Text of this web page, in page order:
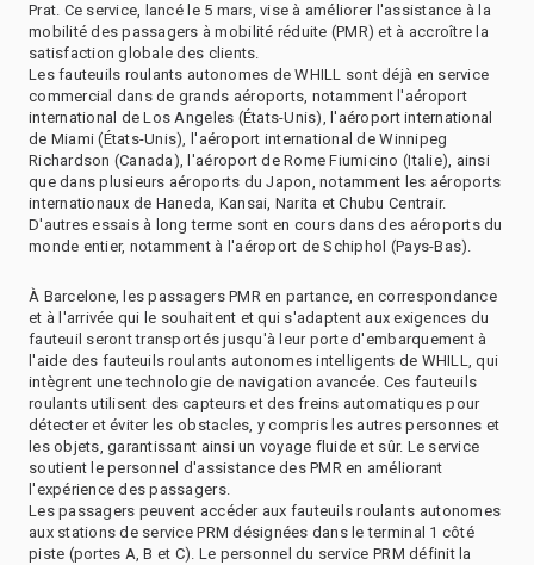
Prat. Ce service, lancé le 5 mars, vise à améliorer l'assistance à la
mobilité des passagers à mobilité réduite (PMR) et à accroître la
satisfaction globale des clients.
Les fauteuils roulants autonomes de WHILL sont déjà en service
commercial dans de grands aéroports, notamment l'aéroport
international de Los Angeles (États-Unis), l'aéroport international
de Miami (États-Unis), l'aéroport international de Winnipeg
Richardson (Canada), l'aéroport de Rome Fiumicino (Italie), ainsi
que dans plusieurs aéroports du Japon, notamment les aéroports
internationaux de Haneda, Kansai, Narita et Chubu Centrair.
D'autres essais à long terme sont en cours dans des aéroports du
monde entier, notamment à l'aéroport de Schiphol (Pays-Bas).
À Barcelone, les passagers PMR en partance, en correspondance
et à l'arrivée qui le souhaitent et qui s'adaptent aux exigences du
fauteuil seront transportés jusqu'à leur porte d'embarquement à
l'aide des fauteuils roulants autonomes intelligents de WHILL, qui
intègrent une technologie de navigation avancée. Ces fauteuils
roulants utilisent des capteurs et des freins automatiques pour
détecter et éviter les obstacles, y compris les autres personnes et
les objets, garantissant ainsi un voyage fluide et sûr. Le service
soutient le personnel d'assistance des PMR en améliorant
l'expérience des passagers.
Les passagers peuvent accéder aux fauteuils roulants autonomes
aux stations de service PRM désignées dans le terminal 1 côté
piste (portes A, B et C). Le personnel du service PRM définit la